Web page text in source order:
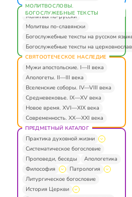
МОЛИТВОСЛОВЫ.
БОГОСЛУЖЕБНЫЕ ТЕКСТЫ
Молитвы по-русски
Молитвы по-славянски
Богослужебные тексты на русском
Богослужебные тексты на
СВЯТООТЕЧЕСКОЕ НАСЛЕДИЕ
Мужи апостольские. I—II века
Апологеты. II—III века
Вселенские соборы. IV—VIII века
Средневековье. IX—XV века
Новое время. XVI—XIX века
Современность. XX—XXI века
ПРЕДМЕТНЫЙ КАТАЛОГ
Практика духовной жизни
Систематическое богословие
Проповеди, беседы
Апологетика
Философия
Патрология
Литургическое богословие
История Церкви